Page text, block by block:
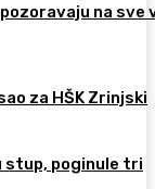
na sve
za HŠK Zrinjski
stup, poginule tri